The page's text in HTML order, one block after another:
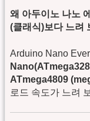
왜 아두이노 나노
(클래식)보다 느려
Arduino Nano
ATmega4809
로드 속도가 느려